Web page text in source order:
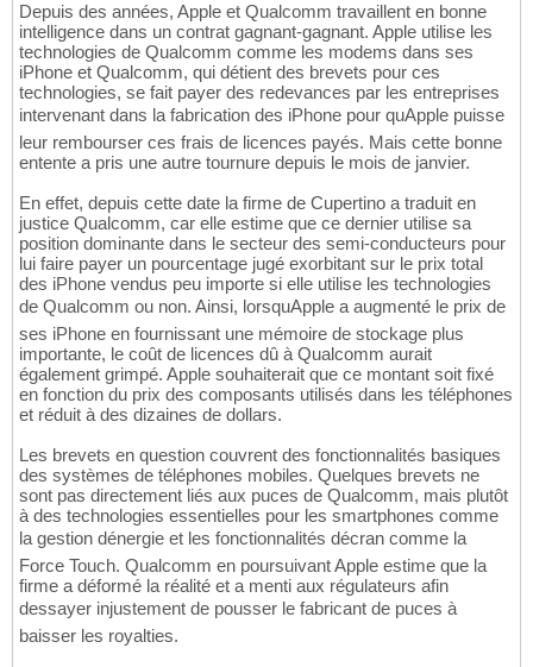
Depuis des années, Apple et Qualcomm travaillent en bonne
intelligence dans un contrat gagnant-gagnant. Apple utilise les
technologies de Qualcomm comme les modems dans ses
iPhone et Qualcomm, qui détient des brevets pour ces
technologies, se fait payer des redevances par les entreprises
intervenant dans la fabrication des iPhone pour quApple puisse
leur rembourser ces frais de licences payés. Mais cette bonne
entente a pris une autre tournure depuis le mois de janvier.
En effet, depuis cette date la firme de Cupertino a traduit en
justice Qualcomm, car elle estime que ce dernier utilise sa
position dominante dans le secteur des semi-conducteurs pour
lui faire payer un pourcentage jugé exorbitant sur le prix total
des iPhone vendus peu importe si elle utilise les technologies
de Qualcomm ou non. Ainsi, lorsquApple a augmenté le prix de
ses iPhone en fournissant une mémoire de stockage plus
importante, le coût de licences dû à Qualcomm aurait
également grimpé. Apple souhaiterait que ce montant soit fixé
en fonction du prix des composants utilisés dans les téléphones
et réduit à des dizaines de dollars.
Les brevets en question couvrent des fonctionnalités basiques
des systèmes de téléphones mobiles. Quelques brevets ne
sont pas directement liés aux puces de Qualcomm, mais plutôt
à des technologies essentielles pour les smartphones comme
la gestion dénergie et les fonctionnalités décran comme la
Force Touch. Qualcomm en poursuivant Apple estime que la
firme a déformé la réalité et a menti aux régulateurs afin
dessayer injustement de pousser le fabricant de puces à
baisser les royalties.